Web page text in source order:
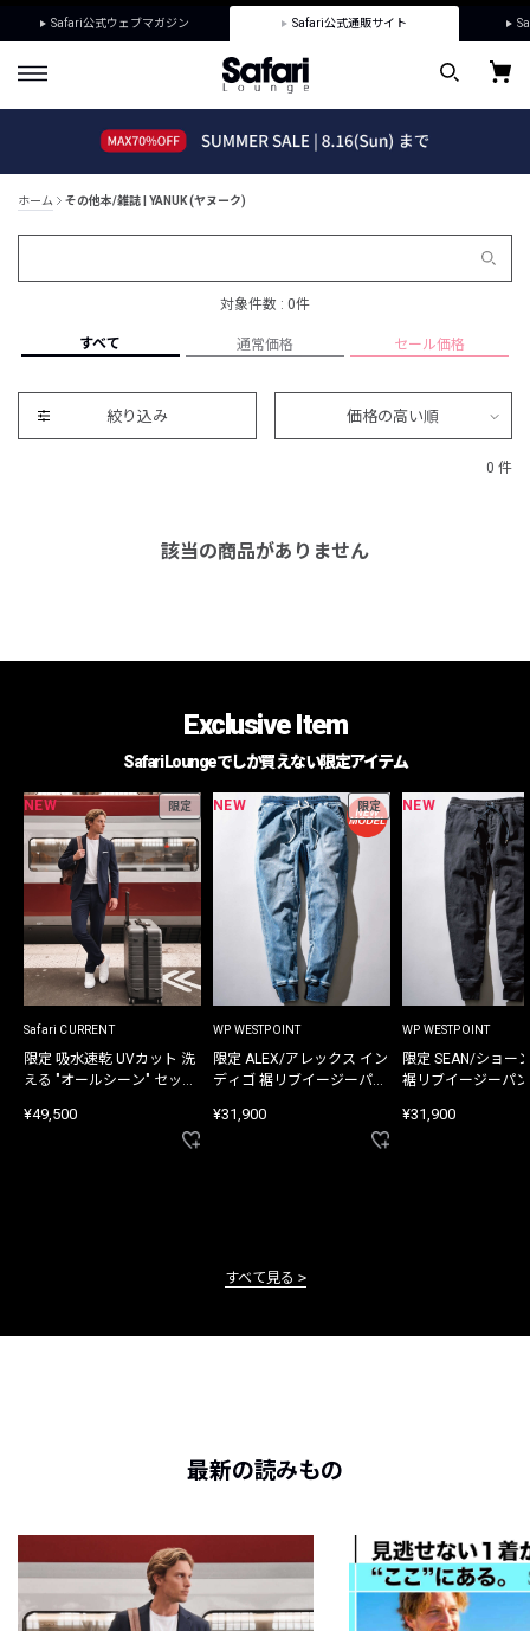
Safari公式ウェブマガジン Safari公式通販サイト
ホーム その他本/雑誌 | YANUK (ヤヌーク)
対象件数 : 0件
すべて 通常価格 セール価格
絞り込み 価格の高い順
0 件
該当の商品がありません
Exclusive Item
Safari Loungeでしか買えない限定アイテム
NEW 限定
Safari CURRENT
限定 吸水速乾 UVカット 洗
える "オールシーン" セット
¥49,500
NEW 限定
WP WESTPOINT
限定 ALEX/アレックス イン
ディゴ 裾リブイージーパン
¥31,900
NEW
WP WESTPOINT
限定 SEAN/ショー
裾リブイージーパ
¥31,900
すべて見る
最新の読みもの